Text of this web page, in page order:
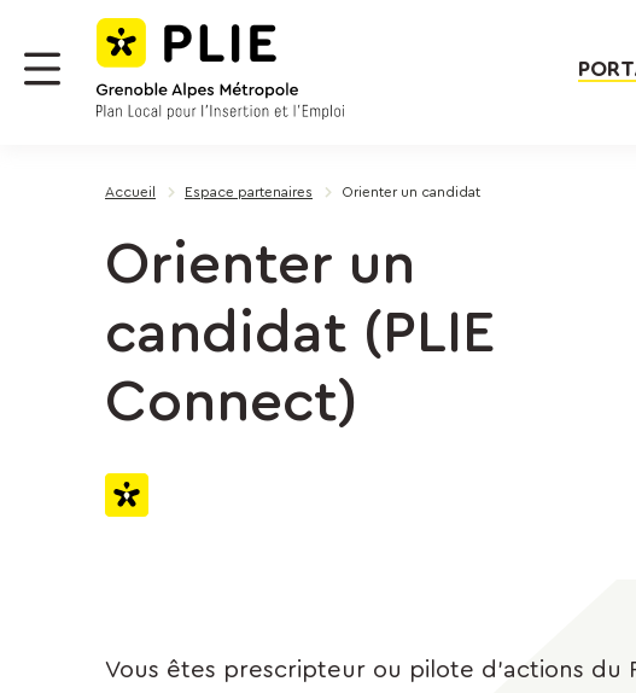
Panneau de gestion des cookies
Menu
Accueil Espace partenaires Orienter un candidat
Orienter un
candidat (PLIE
Connect)
Vous êtes prescripteur ou pilote d'actions du